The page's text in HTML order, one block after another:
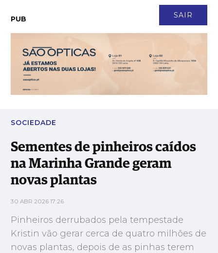
SAIR
PUB
Sementes de pinheiros caídos na Marinha Grande geram novas
plantas
SOCIEDADE
Sementes de pinheiros caídos
na Marinha Grande geram
novas plantas
30 ABR 2026 17:26
Pinheiros derrubados pela tempestade
Kristin vão gerar cerca de quatro milhões de
novas plantas, depois de as pinhas terem